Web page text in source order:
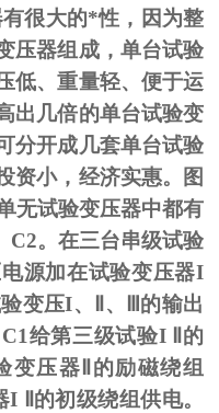
很大的*性，因为整
压器组成，单台试验
低、重量轻、便于运
出几倍的单台试验变
分开成几套单台试验
资小，经济实惠。图
无试验变压器中都有
C2。在三台串级试验
源加在试验变压器I
变压I、 、
的输出
C1给第三级试验I
Ⅱ的
变压器Ⅱ的励磁绕组
Ⅱ的初级绕组供电。